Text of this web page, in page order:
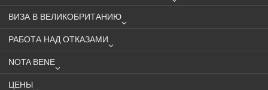
ВИЗА В ВЕЛИКОБРИТАНИЮ
РАБОТА НАД ОТКАЗАМИ
NOTA BENE
ЦЕНЫ